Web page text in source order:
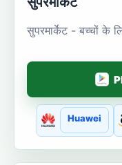
सुपरमार्केट - बच्चों के
Huawei